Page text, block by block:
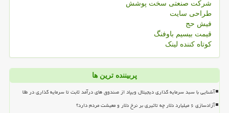
شرکت صنعتی سخت پوشش
طراحی سایت
فیش حج
قیمت بیسیم باوفنگ
کوتاه کننده لینک
پربیننده ترین ها
آشنایی با سبد سرمایه گذاری دیجیتال ویپاد از صندوق های درآمد ثابت تا سرمایه گذاری در طلا
آزادسازی ۶ میلیارد دلار چه تاثیری بر نرخ دلار و معیشت مردم دارد؟